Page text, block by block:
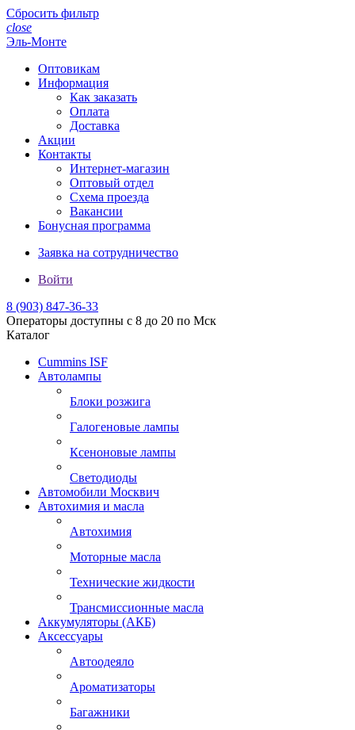
Сбросить фильтр
close
Эль-Монте
Оптовикам
Информация
Как заказать
Оплата
Доставка
Акции
Контакты
Интернет-магазин
Оптовый отдел
Схема проезда
Вакансии
Бонусная программа
Заявка на сотрудничество
Войти
8 (903) 847-36-33
Операторы доступны с 8 до 20 по Мск
Каталог
Cummins ISF
Автолампы
Блоки розжига
Галогеновые лампы
Ксеноновые лампы
Светодиоды
Автомобили Москвич
Автохимия и масла
Автохимия
Моторные масла
Технические жидкости
Трансмиссионные масла
Аккумуляторы (АКБ)
Аксессуары
Автоодеяло
Ароматизаторы
Багажники